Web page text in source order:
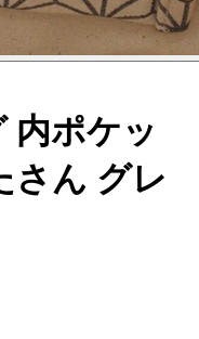
内ポケッ
さん グレ